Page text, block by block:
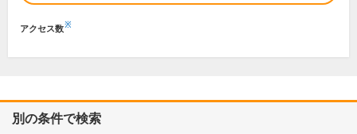
アクセス数※
別の条件で検索